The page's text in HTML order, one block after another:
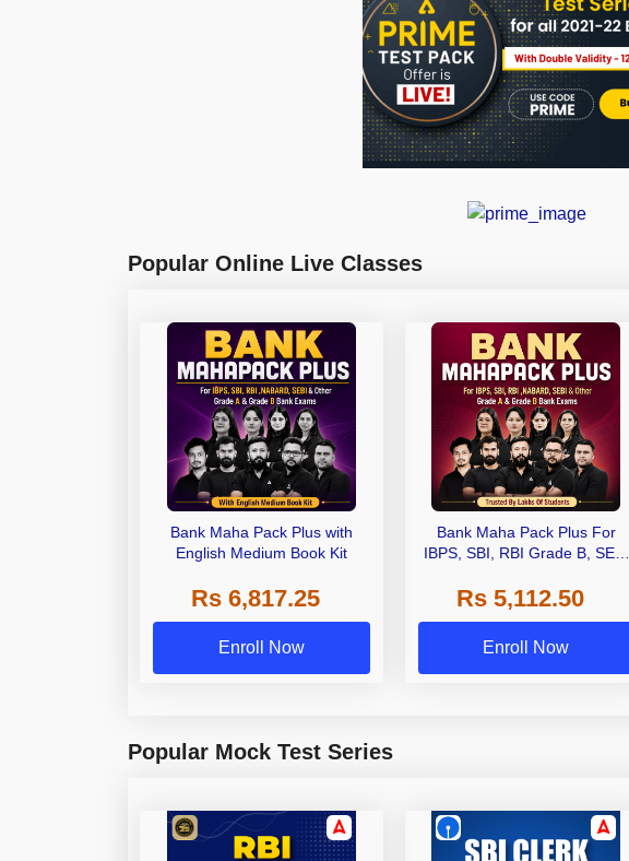
Popular Online Live Classes
Bank Maha Pack Plus with
English Medium Book Kit
Rs 6,817.25
Enroll Now
Bank Maha Pack Plus For
IBPS, SBI, RBI Grade B, SEBI
Other Grade A & Grade B Bank
Exams
Rs 5,112.50
Enroll Now
Popular Mock Test Series